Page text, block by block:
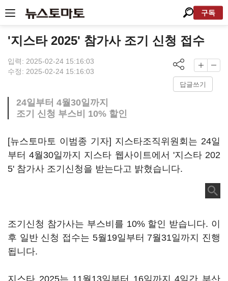
구독
'지스타 2025' 참가사 조기 신청 접수
입력: 2025-02-24 15:16:03
수정: 2025-02-24 15:16:03
답글쓰기
24일부터 4월30일까지
조기 신청 부스비 10% 할인
[뉴스토마토 이범종 기자] 지스타조직위원회는 24일
부터 4월30일까지 지스타 웹사이트에서 '지스타 202
5' 참가사 조기신청을 받는다고 밝혔습니다.
조기신청 참가사는 부스비를 10% 할인 받습니다. 이
후 일반 신청 접수는 5월19일부터 7월31일까지 진행
됩니다.
지스타 2025는 11월13일부터 16일까지 4일간 부산